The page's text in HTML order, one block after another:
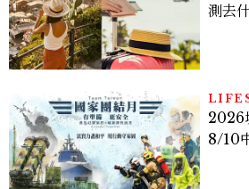
測去
2026
8/10